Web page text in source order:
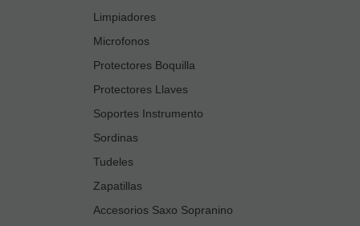
Limpiadores
Microfonos
Protectores Boquilla
Protectores Llaves
Soportes Instrumento
Sordinas
Tudeles
Zapatillas
Accesorios Saxo Sopranino